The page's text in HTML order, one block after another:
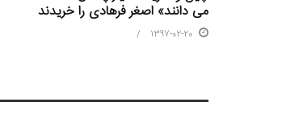
می‌ دانند» اصغر فرهادی را خریدند
1397-02-20